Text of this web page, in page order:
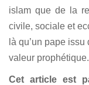
islam que de la
civile, sociale et
là qu’un pape
valeur prophétique.
Cet article est